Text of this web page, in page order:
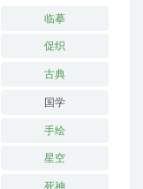
临摹
促织
古典
国学
手绘
星空
死神